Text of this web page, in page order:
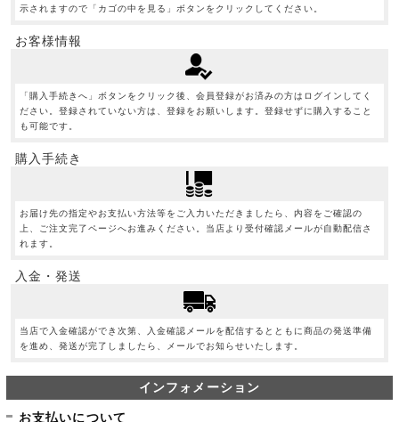
示されますので「カゴの中を見る」ボタンをクリックしてください。
お客様情報
「購入手続きへ」ボタンをクリック後、会員登録がお済みの方はログインしてく
ださい。登録されていない方は、登録をお願いします。登録せずに購入すること
も可能です。
購入手続き
お届け先の指定やお支払い方法等をご入力いただきましたら、内容をご確認の
上、ご注文完了ページへお進みください。当店より受付確認メールが自動配信さ
れます。
入金・発送
当店で入金確認ができ次第、入金確認メールを配信するとともに商品の発送準備
を進め、発送が完了しましたら、メールでお知らせいたします。
インフォメーション
お支払いについて